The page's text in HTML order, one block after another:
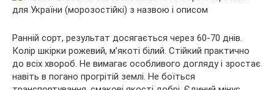
Ранній сорт, результат досягається через 60-70 днів.
Колір шкірки рожевий, м’якоті білий. Стійкий практично
до всіх хвороб. Не вимагає особливого догляду і зростає
навіть в погано прогрітій землі. Не боїться